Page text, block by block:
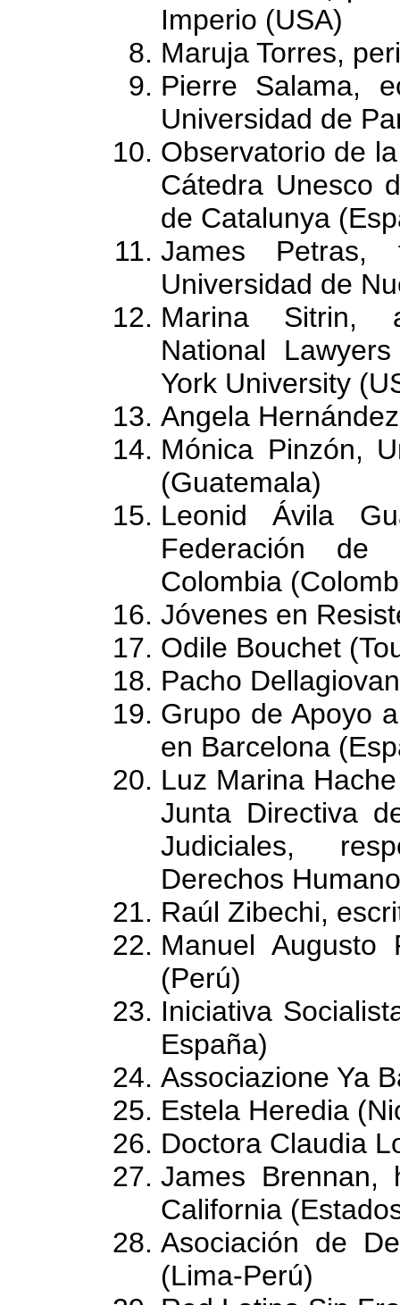
Imperio (USA)
Maruja Torres,
Pierre Salama,
Universidad de
Observatorio de
Cátedra Unesco
de Catalunya
James
Universidad de
Marina Sitrin,
National
York University
Angela
Mónica Pinzón,
(Guatemala)
Leonid Ávila
Federación de
Colombia
Jóvenes en
Odile Bouchet
Pacho
Grupo de Apoyo
en Barcelona
Luz Marina
Junta Directiva
Judiciales,
Derechos
Raúl Zibechi,
Manuel Augusto
(Perú)
Iniciativa
España)
Associazione Ya
Estela Heredia
Doctora Claudia
James Brennan,
California
Asociación de
(Lima-Perú)